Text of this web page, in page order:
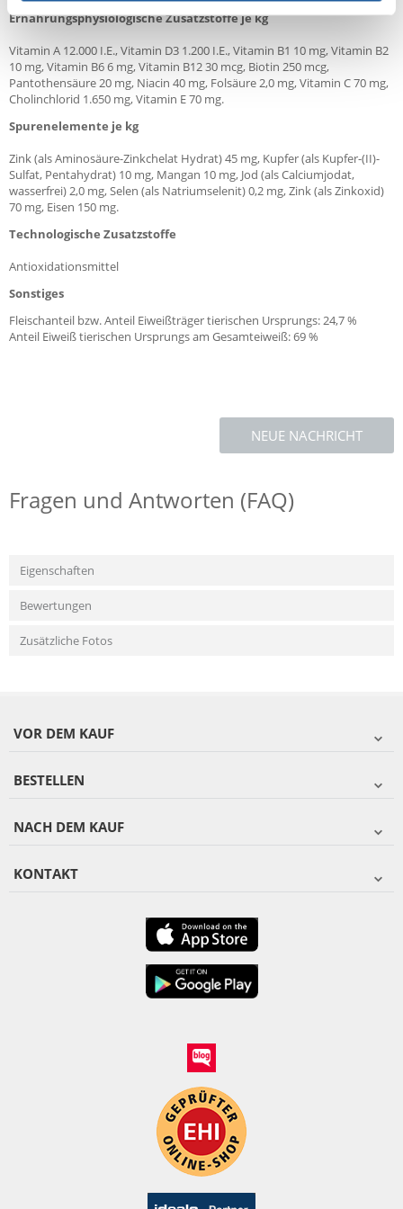
Ernährungsphysiologische Zusatzstoffe je kg
Vitamin A 12.000 I.E., Vitamin D3 1.200 I.E., Vitamin B1 10 mg, Vitamin B2
10 mg, Vitamin B6 6 mg, Vitamin B12 30 mcg, Biotin 250 mcg,
Pantothensäure 20 mg, Niacin 40 mg, Folsäure 2,0 mg, Vitamin C 70 mg,
Cholinchlorid 1.650 mg, Vitamin E 70 mg.
Spurenelemente je kg
Zink (als Aminosäure-Zinkchelat Hydrat) 45 mg, Kupfer (als Kupfer-(II)-
Sulfat, Pentahydrat) 10 mg, Mangan 10 mg, Jod (als Calciumjodat,
wasserfrei) 2,0 mg, Selen (als Natriumselenit) 0,2 mg, Zink (als Zinkoxid)
70 mg, Eisen 150 mg.
Technologische Zusatzstoffe
Antioxidationsmittel
Sonstiges
Fleischanteil bzw. Anteil Eiweißträger tierischen Ursprungs: 24,7 %
Anteil Eiweiß tierischen Ursprungs am Gesamteiweiß: 69 %
NEUE NACHRICHT
Fragen und Antworten (FAQ)
Eigenschaften
Bewertungen
Zusätzliche Fotos
VOR DEM KAUF
BESTELLEN
NACH DEM KAUF
KONTAKT